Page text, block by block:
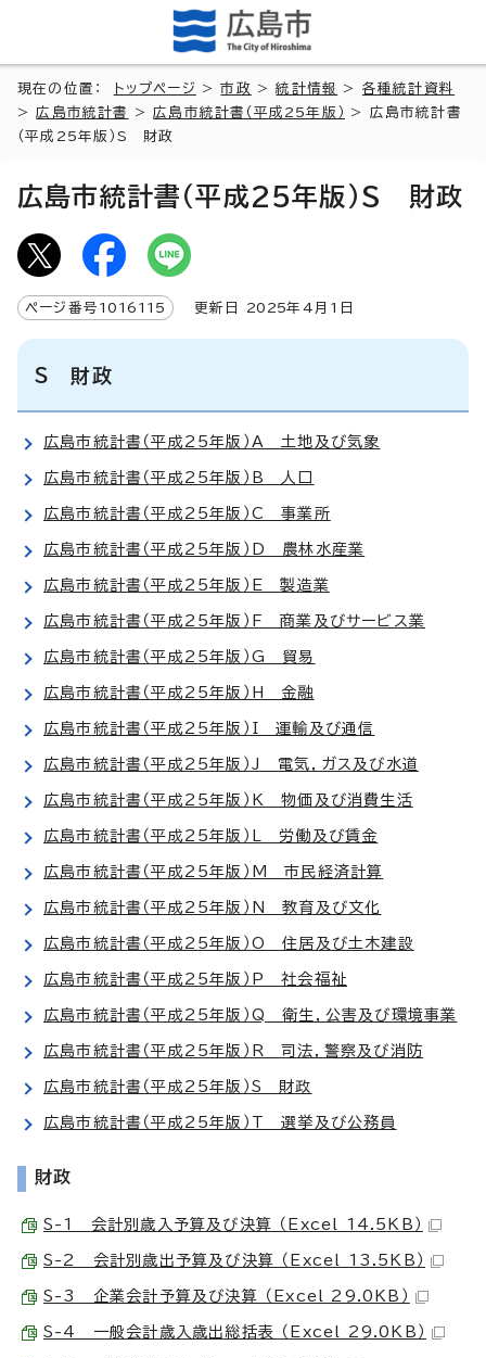
現在の位置： トップページ >市政 >統計情報 > 各種統計資料
>広島市統計書 >広島市統計書（平成25年版）
> 広島市統計書
（平成25年版）S 財政
広島市統計書（平成25年版）S 財政
ページ番号 1016115 更新日 2025年4月1日
S 財政
広島市統計書（平成25年版）A 土地及び気象
広島市統計書（平成25年版）B 人口
広島市統計書（平成25年版）C 事業所
広島市統計書（平成25年版）D 農林水産業
広島市統計書（平成25年版）E 製造業
広島市統計書（平成25年版）F 商業及びサービス業
広島市統計書（平成25年版）G 貿易
広島市統計書（平成25年版）H 金融
広島市統計書（平成25年版）I 運輸及び通信
広島市統計書（平成25年版）J 電気，ガス及び水道
広島市統計書（平成25年版）K 物価及び消費生活
広島市統計書（平成25年版）L 労働及び賃金
広島市統計書（平成25年版）M 市民経済計算
広島市統計書（平成25年版）N 教育及び文化
広島市統計書（平成25年版）O 住居及び土木建設
広島市統計書（平成25年版）P 社会福祉
広島市統計書（平成25年版）Q 衛生，公害及び環境事業
広島市統計書（平成25年版）R 司法，警察及び消防
広島市統計書（平成25年版）S 財政
広島市統計書（平成25年版）T 選挙及び公務員
財政
S-1 会計別歳入予算及び決算 （Excel 14.5KB）
S-2 会計別歳出予算及び決算 （Excel 13.5KB）
S-3 企業会計予算及び決算 （Excel 29.0KB）
S-4 一般会計歳入歳出総括表 （Excel 29.0KB）